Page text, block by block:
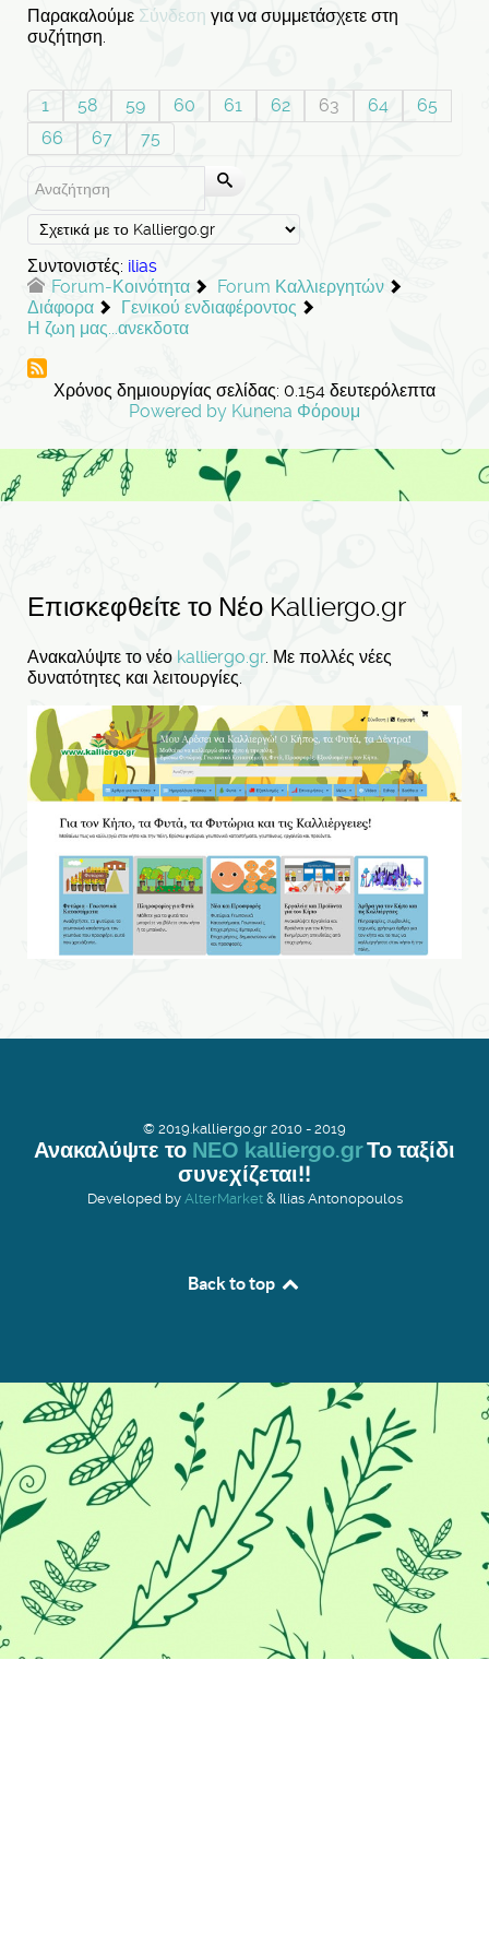
Παρακαλούμε Σύνδεση για να συμμετάσχετε στη
συζήτηση.
1 58 59 60 61 62 63 64
65
66
67 75
Συντονιστές: ilias
Forum-Κοινότητα
Forum Καλλιεργητών
Διάφορα
Γενικού ενδιαφέροντος
Η ζωη μας...ανεκδοτα
Χρόνος δημιουργίας σελίδας: 0.154 δευτερόλεπτα
Powered by Kunena Φόρουμ
Επισκεφθείτε το Νέο Kalliergo.gr
Ανακαλύψτε το νέο kalliergo.gr. Με πολλές νέες
δυνατότητες και λειτουργίες.
© 2019.kalliergo.gr 2010 - 2019
Ανακαλύψτε το ΝΕΟ kalliergo.grΤο ταξίδι
συνεχίζεται!!
Developed by AlterMarket& Ilias Antonopoulos
Back to top